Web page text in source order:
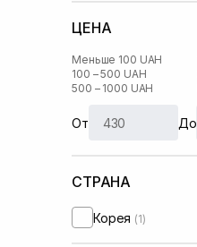
ЦЕНА
Меньше 100 UAH
100 – 500 UAH
500 – 1000 UAH
От До
СТРАНА
Корея (1)